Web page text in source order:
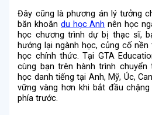
Đây cũng là phương án lý tưởng
băn khoăn du học Anh nên học
học chương trình dự bị thạc sĩ,
hướng lại ngành học, củng cố
học chính thức. Tại GTA
cùng bạn trên hành trình
học danh tiếng tại Anh, Mỹ, Úc,
vững vàng hơn khi bắt đầu
phía trước.